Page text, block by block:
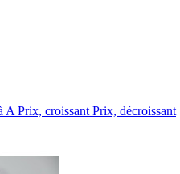
A Prix, croissant Prix, décroissant